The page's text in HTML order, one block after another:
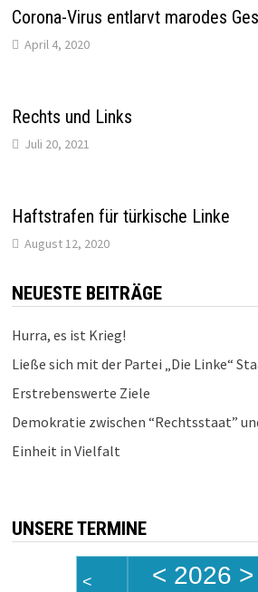
Corona-Virus entlarvt marodes
April 4, 2020
Rechts und Links
Juli 20, 2021
Haftstrafen für türkische Linke
August 12, 2020
NEUESTE BEITRÄGE
Hurra, es ist Krieg!
Ließe sich mit der Partei „Die Linke“
Erstrebenswerte Ziele
Demokratie zwischen “Rechtsstaat”
Einheit in Vielfalt
UNSERE TERMINE
< < 2026 >